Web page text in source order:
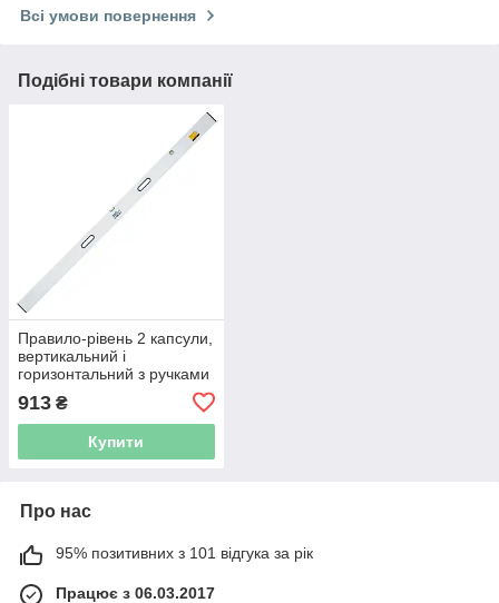
Всі умови повернення
Подібні товари компанії
Правило-рівень 2 капсули,
вертикальний і
горизонтальний з ручками
(3712201)
913 ₴
Купити
Про нас
95% позитивних з 101 відгука за рік
Працює з 06.03.2017